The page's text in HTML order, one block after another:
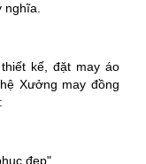
nghĩa.
kế, đặt may áo
Xưởng may đồng
đẹp"